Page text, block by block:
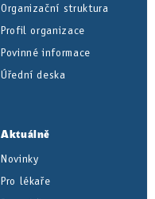
Organizační struktura
Profil organizace
Povinné informace
Úřední deska
Aktuálně
Novinky
Pro lékaře